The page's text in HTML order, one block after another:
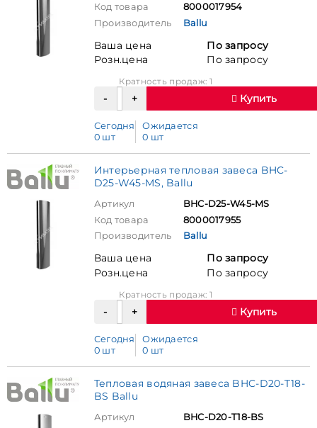
Код товара
8000017954
Производитель
Ballu
Ваша цена
По запросу
Розн.цена
По запросу
Кратность продаж: 1
Купить
Сегодня
0 шт
Ожидается
0 шт
Интерьерная тепловая завеса BHC-
D25-W45-MS, Ballu
Артикул
BHC-D25-W45-MS
Код товара
8000017955
Производитель
Ballu
Ваша цена
По запросу
Розн.цена
По запросу
Кратность продаж: 1
Купить
Сегодня
0 шт
Ожидается
0 шт
Тепловая водяная завеса BHC-D20-T18-
BS Ballu
Артикул
BHC-D20-T18-BS